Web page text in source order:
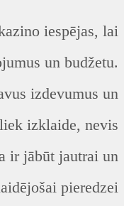
iespējas, lai
un budžetu.
izdevumus un
izklaide, nevis
ir jābūt jautrai un
pieredzei.